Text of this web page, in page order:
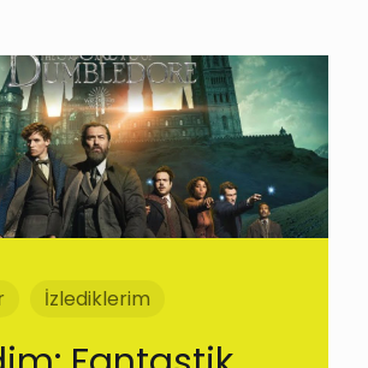
İzlediklerim